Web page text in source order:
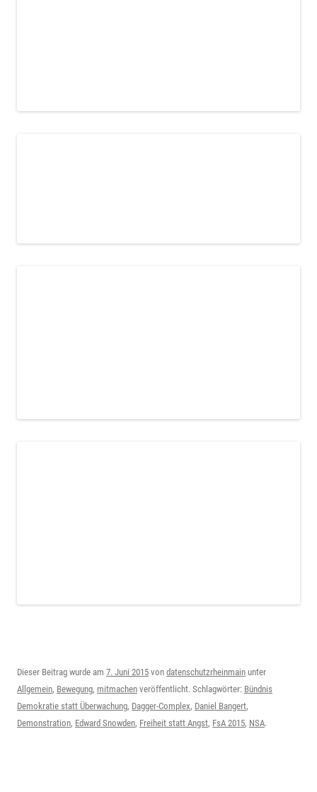
Dieser Beitrag wurde am 7. Juni 2015 von datenschutzrheinmain unter
Allgemein, Bewegung, mitmachen veröffentlicht. Schlagwörter: Bündnis
Demokratie statt Überwachung, Dagger-Complex, Daniel Bangert,
Demonstration, Edward Snowden, Freiheit statt Angst, FsA 2015, NSA.